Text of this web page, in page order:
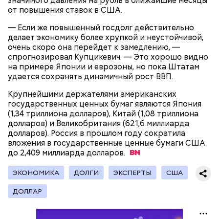
от повышения ставок в США.
— Если же повышенный госдолг действительно
делает экономику более хрупкой и неустойчивой,
очень скоро она перейдет к замедлению, —
спрогнозировал Купцикевич. — Это хорошо видно
на примере Японии и еврозоны, но пока Штатам
удается сохранять динамичный рост ВВП.
Крупнейшими держателями американских
государственных ценных бумаг являются Япония
(1,34 триллиона долларов), Китай (1,08 триллиона
долларов) и Великобритания (621,6 миллиарда
долларов). Россия в прошлом году сократила
вложения в государственные ценные бумаги США
до 2,409 миллиардадолларов.
ЭКОНОМИКА ДОЛГИ ЭКСПЕРТЫ США
ДОЛЛАР
Еще одна уловка, на которую идут маркетологи, —
Еще один прием — «Магия девятки». Если вместо
целого числа на ценнике указать цену чуть ниже,
например 199 рублей вместо 200 рублей, то
покупатели действительно подумают, что товар
дешевле, чем он есть на самом деле.
деньги.